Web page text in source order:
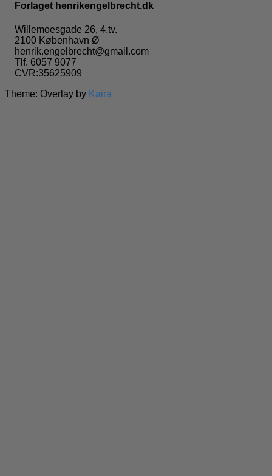
Forlaget henrikengelbrecht.dk
Willemoesgade 26, 4.tv.
2100 København Ø
henrik.engelbrecht@gmail.com
Tlf. 6057 9077
CVR:35625909
Theme: Overlay by Kaira